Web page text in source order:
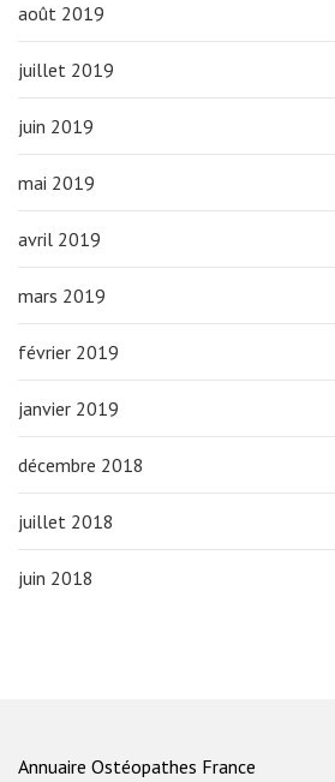
août 2019
juillet 2019
juin 2019
mai 2019
avril 2019
mars 2019
février 2019
janvier 2019
décembre 2018
juillet 2018
juin 2018
Annuaire Ostéopathes France